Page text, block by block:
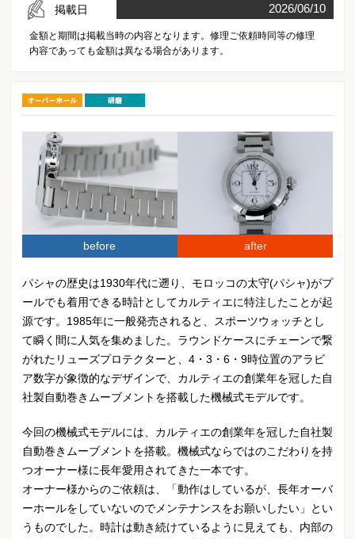
掲載日 2026/06/10
金額と期間は掲載当時の内容となります。修理ご依頼時同等の修理
内容であっても金額は異なる場合があります。
オーバーホール
before after
パシャの歴史は1930年代に遡り、モロッコの太守(パシャ)がプ
ールでも着用できる時計としてカルティエに特注したことが起
源です。1985年に一般発売されると、スポーツウォッチとし
て瞬く間に人気を集めました。ラウンドケースにチェーンで繋
がれたリューズプロテクターと、4・3・6・9時位置のアラビ
ア数字が象徴的なデザインで、カルティエの創業年を冠した自
社製自動巻きムーブメントを搭載した機械式モデルです。
今回の機械式モデルには、カルティエの創業年を冠した自社製
自動巻きムーブメントを搭載。機械式ならではのこだわりを持
つオーナー様に長年愛用されてきた一本です。
オーナー様からのご依頼は、「動作はしているが、長年オーバ
ーホールをしていないのでメンテナンスをお願いしたい」とい
うものでした。時計は動き続けているように見えても、内部の